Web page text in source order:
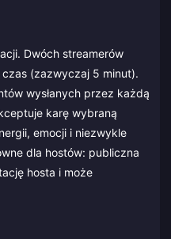
Dwóch streamerów
(zazwyczaj 5 minut).
wysłanych przez każdą
karę wybraną
emocji i niezwykle
dla hostów: publiczna
hosta i może